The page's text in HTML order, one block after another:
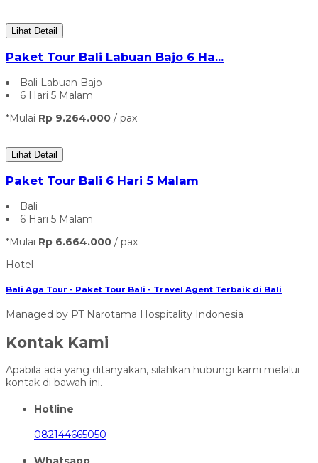
Lihat Detail
Paket Tour Bali Labuan Bajo 6 Ha...
Bali Labuan Bajo
6 Hari 5 Malam
*Mulai Rp 9.264.000 / pax
Lihat Detail
Paket Tour Bali 6 Hari 5 Malam
Bali
6 Hari 5 Malam
*Mulai Rp 6.664.000 / pax
Hotel
Bali Aga Tour - Paket Tour Bali - Travel Agent Terbaik di Bali
Managed by PT Narotama Hospitality Indonesia
Kontak Kami
Apabila ada yang ditanyakan, silahkan hubungi kami melalui
kontak di bawah ini.
Hotline
082144665050